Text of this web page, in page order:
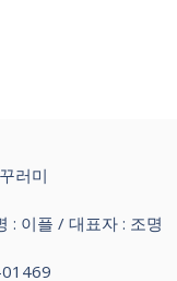
러미
: 이플 / 대표자 : 조명